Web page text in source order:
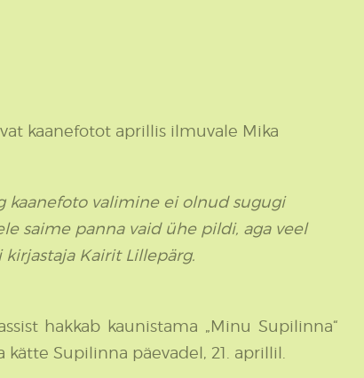
kaanefotot aprillis ilmuvale Mika
kaanefoto valimine ei olnud sugugi
saime panna vaid ühe pildi, aga veel
Kairit Lillepärg.
hakkab kaunistama „Minu Supilinna“
Supilinna päevadel, 21. aprillil.